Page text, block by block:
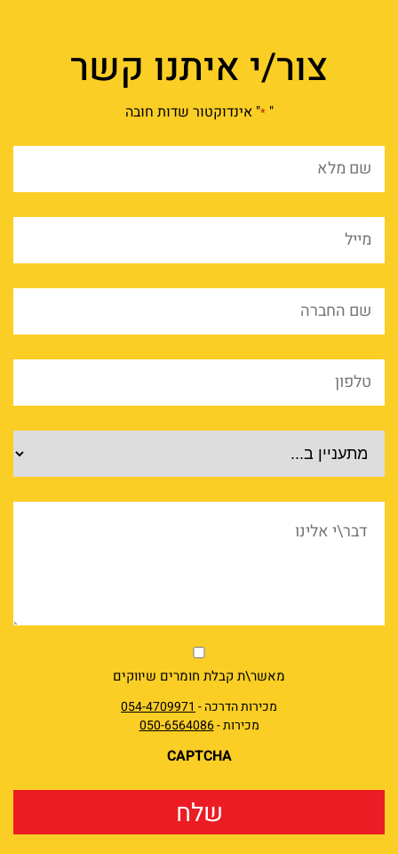
צור/י איתנו קשר
"
*" אינדוקטור שדות חובה
שם
מייל
שם
טלפון
מוצרים
דבר\י
market
מאשר\ת קבלת חומרים שיווקים
מכירות הדרכה -054-4709971
מכירות -050-6564086
CAPTCHA